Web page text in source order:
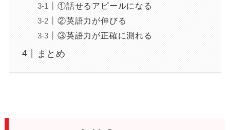
①話せるアピールになる
②英語力が伸びる
③英語力が正確に測れる
まとめ